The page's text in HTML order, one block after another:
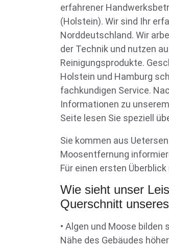
erfahrener
(Holstein). Wir sind Ihr
Norddeutschland. Wir
der Technik und nutzen
Reinigungsprodukte.
Holstein und Hamburg
fachkundigen Service.
Informationen zu
Seite lesen Sie speziell
Sie kommen aus
Moosentfernung
Für einen ersten
Wie sieht unser
Querschnitt
• Algen und Moose
Nähe des Gebäudes